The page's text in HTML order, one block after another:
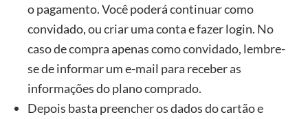
o pagamento. Você poderá continuar como
convidado, ou criar uma conta e fazer login. No
caso de compra apenas como convidado, lembre-
se de informar um e-mail para receber as
informações do plano comprado.
Depois basta preencher os dados do cartão e